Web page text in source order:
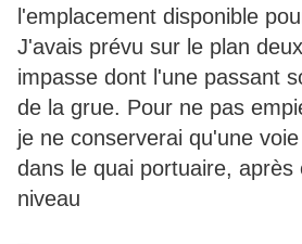
l'emplacement disponible
J'avais prévu sur le plan
impasse dont l'une passant
de la grue. Pour ne pas
je ne conserverai qu'une
dans le quai portuaire, après
niveau